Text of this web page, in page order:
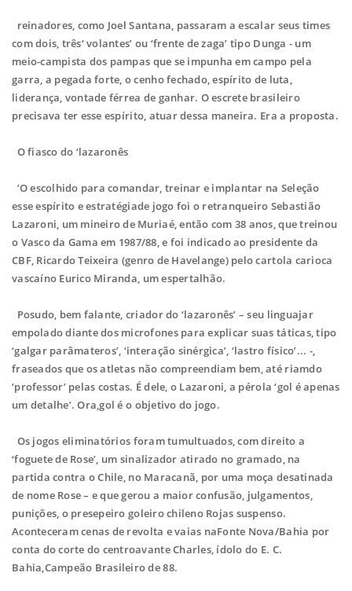
reinadores, como Joel Santana, passaram a escalar seus times
com dois, três‘ volantes’ ou ‘frente de zaga’ tipo Dunga - um
meio-campista dos pampas que se impunha em campo pela
garra, a pegada forte, o cenho fechado, espírito de luta,
liderança, vontade férrea de ganhar. O escrete brasileiro
precisava ter esse espírito, atuar dessa maneira. Era a proposta.
O fiasco do ‘lazaronês
’O escolhido para comandar, treinar e implantar na Seleção
esse espírito e estratégiade jogo foi o retranqueiro Sebastião
Lazaroni, um mineiro de Muriaé, então com 38 anos, que treinou
o Vasco da Gama em 1987/88, e foi indicado ao presidente da
CBF, Ricardo Teixeira (genro de Havelange) pelo cartola carioca
vascaíno Eurico Miranda, um espertalhão.
Posudo, bem falante, criador do ‘lazaronês’ – seu linguajar
empolado diante dos microfones para explicar suas táticas, tipo
‘galgar parâmateros’, ‘interação sinérgica’, ‘lastro físico’... -,
fraseados que os atletas não compreendiam bem, até riamdo
‘professor’ pelas costas. É dele, o Lazaroni, a pérola ‘gol é apenas
um detalhe’. Ora,gol é o objetivo do jogo.
Os jogos eliminatórios foram tumultuados, com direito a
‘foguete de Rose’, um sinalizador atirado no gramado, na
partida contra o Chile, no Maracanã, por uma moça desatinada
de nome Rose – e que gerou a maior confusão, julgamentos,
punições, o presepeiro goleiro chileno Rojas suspenso.
Aconteceram cenas de revolta e vaias naFonte Nova/Bahia por
conta do corte do centroavante Charles, ídolo do E. C.
Bahia,Campeão Brasileiro de 88.